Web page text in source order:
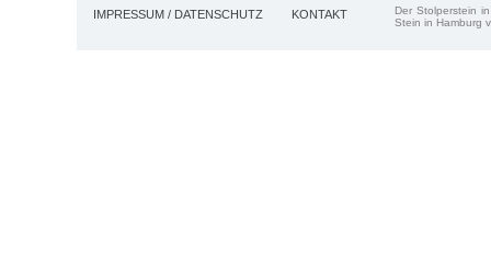
IMPRESSUM / DATENSCHUTZ KONTAKT
Der Stolperstein
Stein in Hamburg